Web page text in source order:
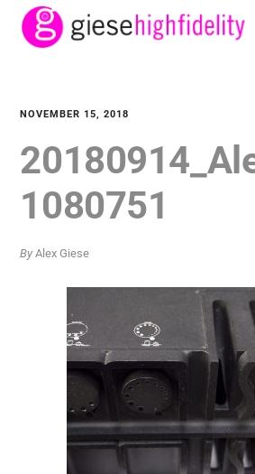
NOVEMBER 15, 2018
1080751
ByAlex Giese